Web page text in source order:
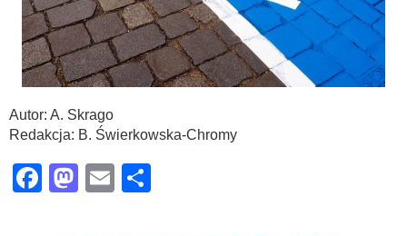
Autor: A. Skrago
Redakcja: B. Świerkowska-Chromy
Facebook
Mastodon
Email